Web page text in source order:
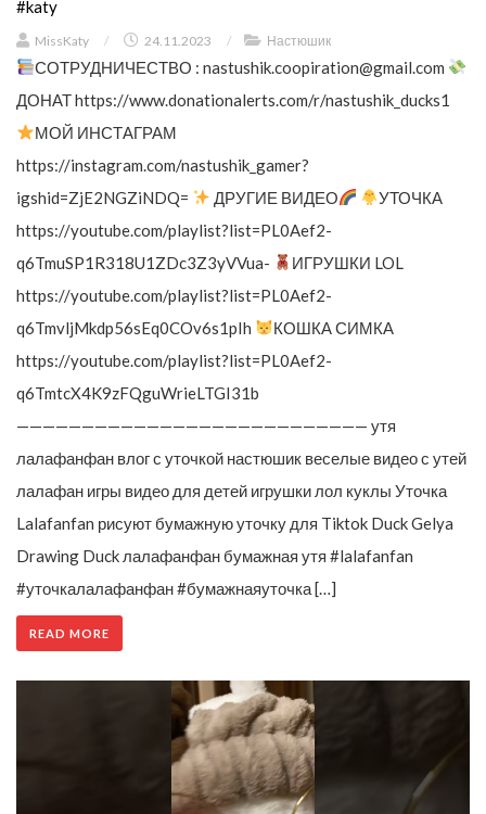
#katy
MissKaty / 24.11.2023 / Настюшик
СОТРУДНИЧЕСТВО :nastushik.coopiration@gmail.com
ДОНАТ https://www.donationalerts.com/r/nastushik_ducks1
МОЙ ИНСТАГРАМ
https://instagram.com/nastushik_gamer?
igshid=ZjE2NGZiNDQ=
ДРУГИЕ ВИДЕО
УТОЧКА
https://youtube.com/playlist?list=PL0Aef2-
q6TmuSP1R318U1ZDc3Z3yVVua-
ИГРУШКИ LOL
https://youtube.com/playlist?list=PL0Aef2-
q6TmvljMkdp56sEq0COv6s1pIh
КОШКА СИМКА
https://youtube.com/playlist?list=PL0Aef2-
q6TmtcX4K9zFQguWrieLTGI31b
——————————————————————————— утя
лалафанфан влог с уточкой настюшик веселые видео с утей
лалафан игры видео для детей игрушки лол куклы Уточка
Lalafanfan рисуют бумажную уточку для Tiktok Duck Gelya
Drawing Duck лалафанфан бумажная утя #lalafanfan
#уточкалалафанфан #бумажнаяуточка […]
READ MORE